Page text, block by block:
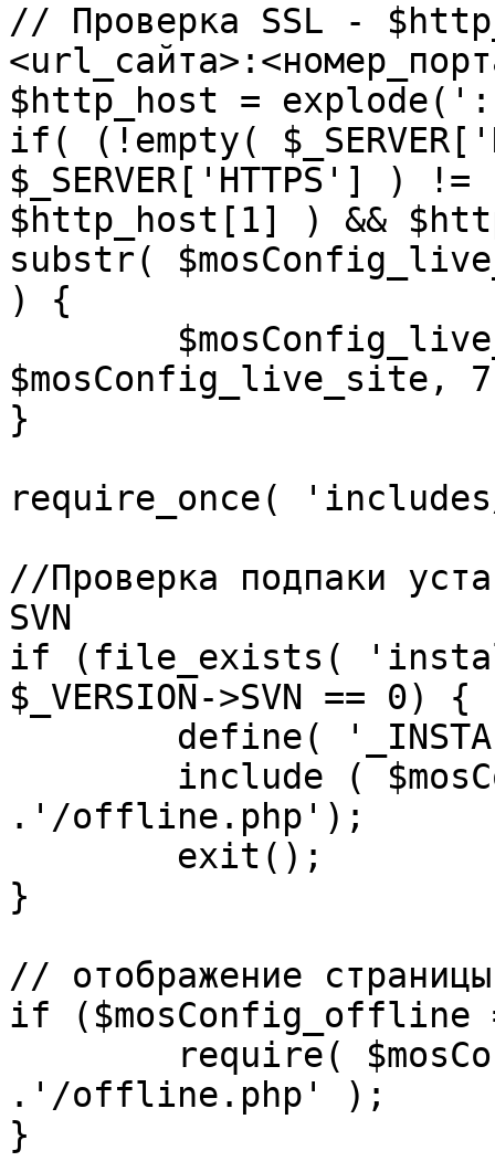
// Проверка SSL -
$http_host = explode(':',
if( (!empty(
$_SERVER['HTTPS']
$http_host[1] ) &&
substr(
) {
$mosConfig_live_site,
}
require_once(
//Проверка подпаки
SVN
if (file_exists(
$_VERSION->SVN == 0) {
.'/offline.php');
}
// отображение
if ($mosConfig_offline
.'/offline.php' );
}